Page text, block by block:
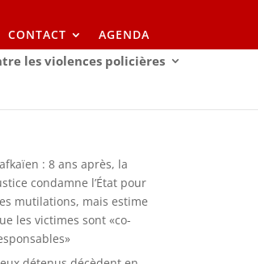
CONTACT AGENDA
les violences policières
: 8 ans après, la
condamne l’État pour
mutilations, mais estime
les victimes sont «co-